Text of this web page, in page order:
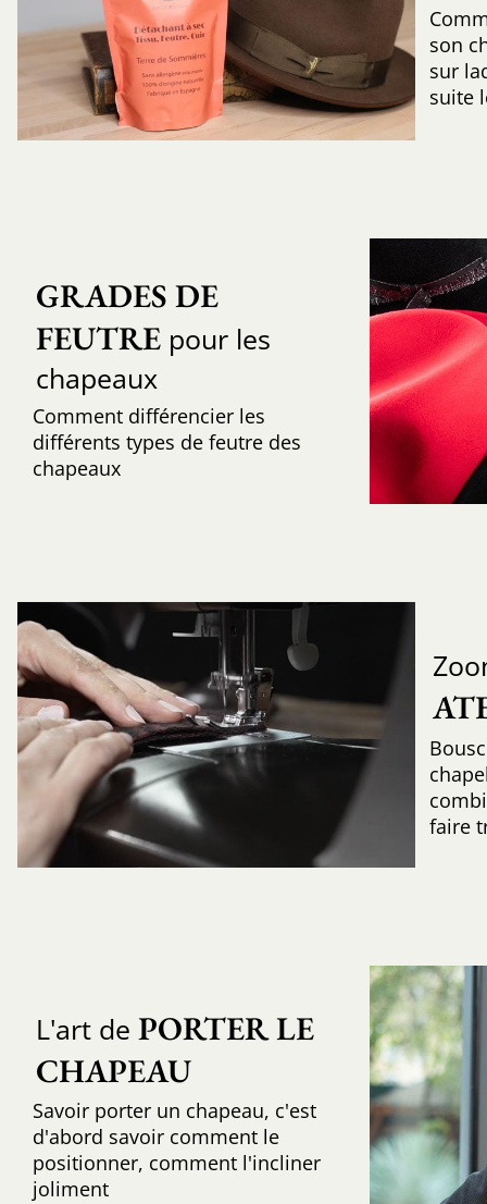
son
sur
suite
GRADES DE
FEUTREpour les
chapeaux
Comment différencier les
différents types de feutre des
chapeaux
faire
L'art de PORTER LE
CHAPEAU
Savoir porter un chapeau, c'est
d'abord savoir comment le
positionner, comment l'incliner
joliment